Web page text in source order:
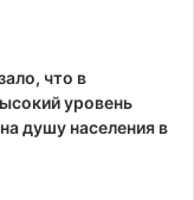
что в
уровень
душу населения в